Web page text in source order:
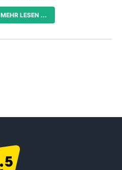
MEHR LESEN ...